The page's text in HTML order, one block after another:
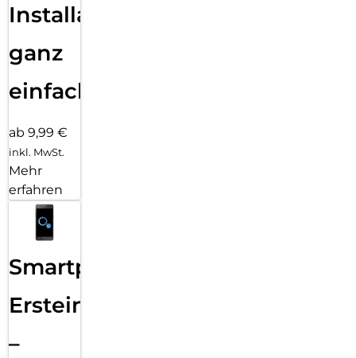
Installation
ganz
einfach
ab 9,99 €
inkl. MwSt.
Mehr
erfahren
Smartphone
Ersteinrichtung
–